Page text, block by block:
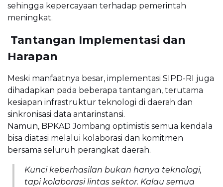
sehingga kepercayaan terhadap pemerintah
meningkat.
 Tantangan Implementasi dan
Harapan
Meski manfaatnya besar, implementasi SIPD-RI juga
dihadapkan pada beberapa tantangan, terutama
kesiapan infrastruktur teknologi di daerah dan
sinkronisasi data antarinstansi.
Namun, BPKAD Jombang optimistis semua kendala
bisa diatasi melalui kolaborasi dan komitmen
bersama seluruh perangkat daerah.
Kunci keberhasilan bukan hanya teknologi,
tapi kolaborasi lintas sektor. Kalau semua